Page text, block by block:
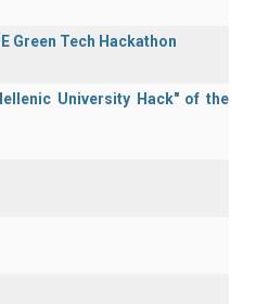
Green Tech Hackathon
University Hack" of the